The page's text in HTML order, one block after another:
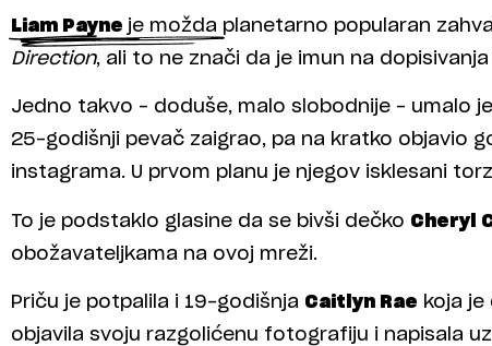
Liam Payne je možda planetarno popularan
Direction, ali to ne znači da je imun na
Jedno takvo – doduše, malo slobodnije – umalo
25-godišnji pevač zaigrao, pa na kratko objavio
instagrama. U prvom planu je njegov isklesani
To je podstaklo glasine da se bivši dečko Cheryl
obožavateljkama na ovoj mreži.
Priču je potpalila i 19-godišnja Caitlyn Rae koja je
objavila svoju razgolićenu fotografiju i napisala